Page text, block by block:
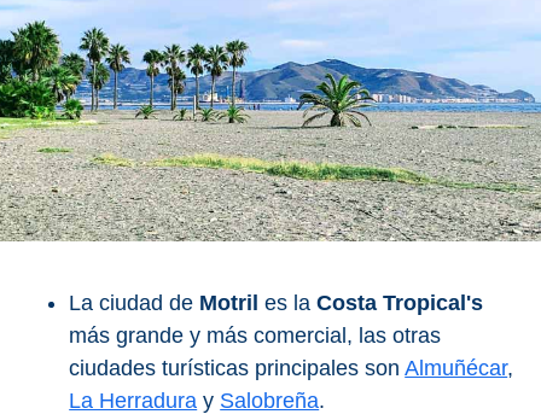
Álora
Todos
Destinos
QUÉ
VER
Museos
Monumentos
La ciudad de Motril es laCosta Tropical's
más grande y más comercial, las otras
ciudades turísticas principales sonAlmuñécar,
La Herradura y Salobreña.